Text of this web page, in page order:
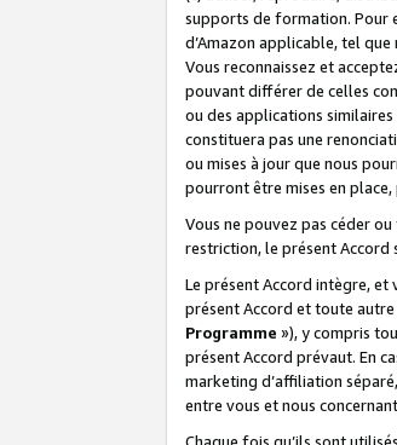
supports de formation. Pour
d’Amazon applicable, tel
Vous reconnaissez et
pouvant différer de celles
ou des applications
constituera pas une
ou mises à jour que nous
pourront être mises en
Vous ne pouvez pas céder
restriction, le présent Accord
Le présent Accord intègre, et
présent Accord et toute
Programme »), y compris
présent Accord prévaut. En
marketing d’affiliation
entre vous et nous